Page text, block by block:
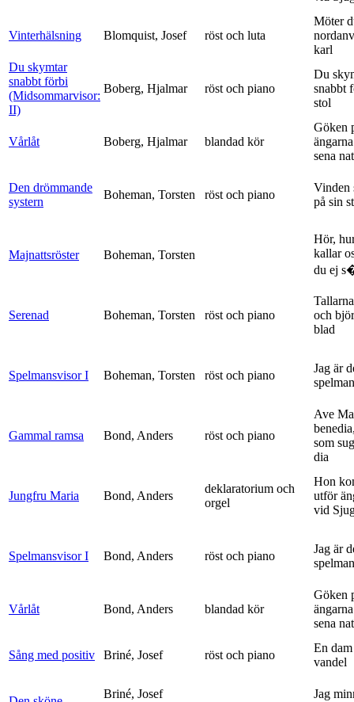
Vinterhälsning Blomquist, Josef röst och luta
Möter
karl
Du skymtar
snabbt förbi
(Midsommarvisor:
II)
Boberg, Hjalmar röst och piano
Du
snabbt
stol
Vårlåt Boberg, Hjalmar blandad kör
Göken
sena
Den drömmande
systern
Boheman, Torsten röst och piano
Vinden
på sin
Majnattsröster Boheman, Torsten
Hör,
kallar
du ej
Serenad Boheman, Torsten röst och piano
och
blad
Spelmansvisor I Boheman, Torsten röst och piano
Jag är
spelman
Gammal ramsa Bond, Anders röst och piano
Ave
som
dia
Jungfru Maria Bond, Anders
deklaratorium och
orgel
Hon
utför
vid
Spelmansvisor I Bond, Anders röst och piano
Jag är
spelman
Vårlåt Bond, Anders blandad kör
Göken
sena
Sång med positiv Briné, Josef röst och piano
En
vandel
Briné, Josef
Jag